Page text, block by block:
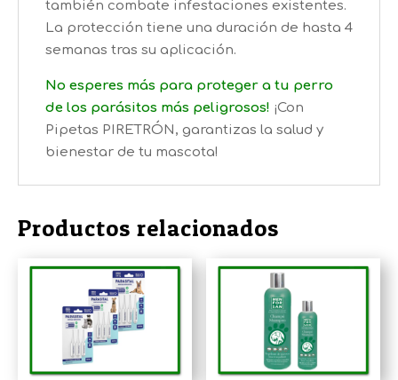
también combate infestaciones existentes.
La protección tiene una duración de hasta 4
semanas tras su aplicación.
No esperes más para proteger a tu perro
de los parásitos más peligrosos! ¡Con
Pipetas PIRETRÓN, garantizas la salud y
bienestar de tu mascota!
Productos relacionados